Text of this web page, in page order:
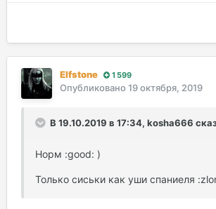
Elfstone 1 599
Опубликовано 19 октября, 2019
В 19.10.2019 в 17:34, kosha666
Норм :good: )
Только сиськи как уши спаниеля